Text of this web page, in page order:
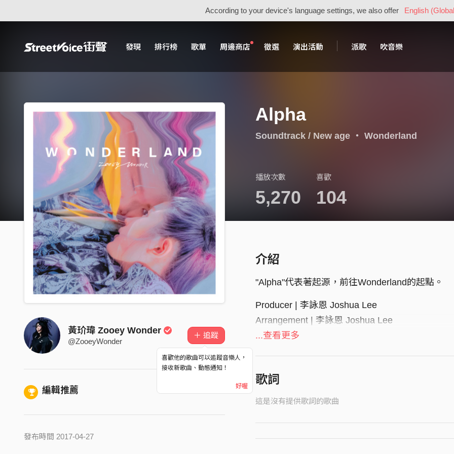
According to your device's language settings, we also offer English
發現 排行榜 歌單 周邊商店 徵選 演出活動 派歌 吹音樂
Alpha
Soundtrack / New age・ Wonderland
播放次數
5,270
喜歡
104
黃玠瑋 Zooey Wonder
@ZooeyWonder
＋ 追蹤
喜歡他的歌曲可以追蹤音樂人，
接收新歌曲、動態通知！
好喔
編輯推薦
發布時間 2017-04-27
介紹
"Alpha"代表著起源，前往Wonderland的起點。
Producer | 李詠恩 Joshua Lee
Arrangement | 李詠恩 Joshua Lee
Drum Arrangement | 關惠中 Jimmy Kuan
Mixing Engineer | 李詠恩 Joshua Lee
Mixing Studio | 荒原錄音室 Wasteland Studio &
Mastering Engineer | Kevin Grainger
Mastering Studio | Wired Masters
...查看更多
歌詞
這是沒有提供歌詞的歌曲